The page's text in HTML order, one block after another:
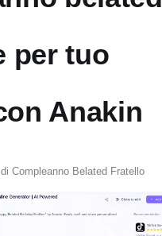
per tuo
Anakin
Compleanno Belated Fratello